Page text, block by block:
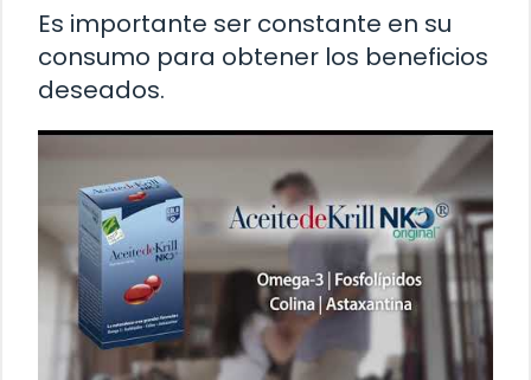
Es importante ser constante en su
consumo para obtener los beneficios
deseados.